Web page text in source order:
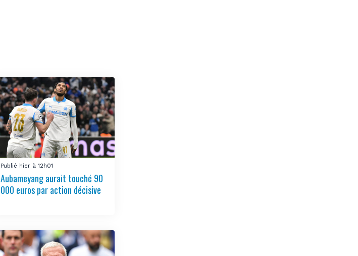
Publié hier à 12h01
Aubameyang aurait touché 90
000 euros par action décisive